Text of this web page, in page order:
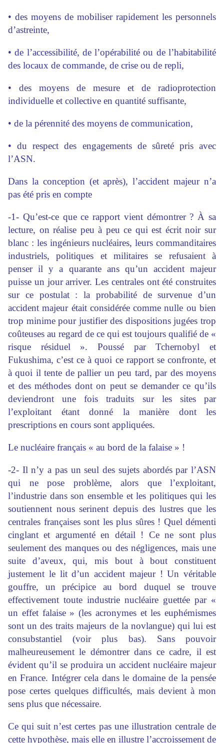
• des moyens de mobiliser rapidement les personnels
d’astreinte,
• de l’accessibilité, de l’opérabilité ou de l’habitabilité
des locaux de commande, de crise ou de repli,
• des moyens de mesure et de radioprotection
individuelle et collective en quantité suffisante,
• de la pérennité des moyens de communication,
• du respect des engagements de sûreté pris avec
l’ASN.
Dans la conception (et après), l’accident majeur n’a
pas été pris en compte
-1- Qu’est-ce que ce rapport vient démontrer ? À sa
lecture, on réalise peu à peu ce qui est écrit noir sur
blanc : les ingénieurs nucléaires, leurs commanditaires
industriels, politiques et militaires se refusaient à
penser il y a quarante ans qu’un accident majeur
puisse un jour arriver. Les centrales ont été construites
sur ce postulat : la probabilité de survenue d’un
accident majeur était considérée comme nulle ou bien
trop minime pour justifier des dispositions jugées trop
coûteuses au regard de ce qui est toujours qualifié de «
risque résiduel ». Poussé par Tchernobyl et
Fukushima, c’est ce à quoi ce rapport se confronte, et
à quoi il tente de pallier un peu tard, par des moyens
et des méthodes dont on peut se demander ce qu’ils
deviendront une fois traduits sur les sites par
l’exploitant étant donné la manière dont les
prescriptions en cours sont appliquées.
Le nucléaire français « au bord de la falaise » !
-2- Il n’y a pas un seul des sujets abordés par l’ASN
qui ne pose problème, alors que l’exploitant,
l’industrie dans son ensemble et les politiques qui les
soutiennent nous serinent depuis des lustres que les
centrales françaises sont les plus sûres ! Quel démenti
cinglant et argumenté en détail ! Ce ne sont plus
seulement des manques ou des négligences, mais une
suite d’aveux, qui, mis bout à bout constituent
justement le lit d’un accident majeur ! Un véritable
gouffre, un précipice au bord duquel se trouve
effectivement toute industrie nucléaire guettée par «
un effet falaise » (les acronymes et les euphémismes
sont un des traits majeurs de la novlangue) qui lui est
consubstantiel (voir plus bas). Sans pouvoir
malheureusement le démontrer dans ce cadre, il est
évident qu’il se produira un accident nucléaire majeur
en France. Intégrer cela dans le domaine de la pensée
pose certes quelques difficultés, mais devient à mon
sens plus que nécessaire.
Ce qui suit n’est certes pas une illustration centrale de
cette hypothèse, mais elle en illustre l’accroissement de